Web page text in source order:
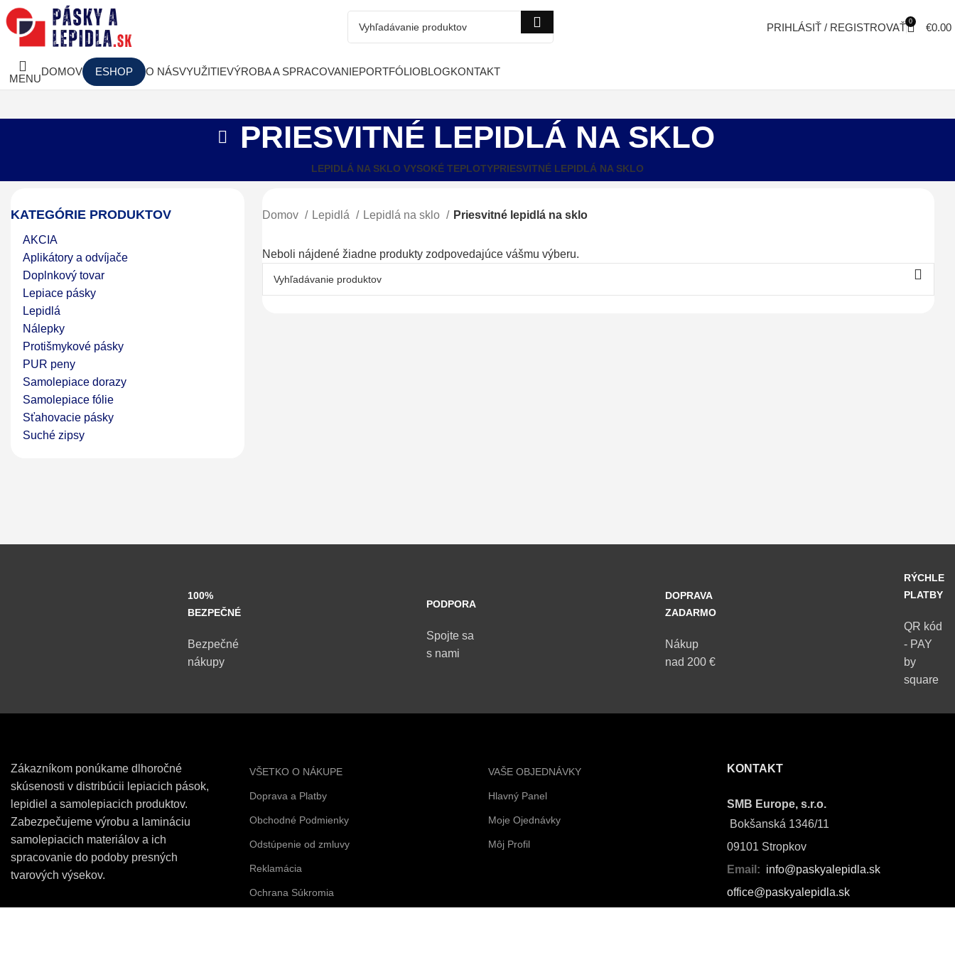
PRIHLÁSIŤ / REGISTROVAŤ 0 €0.00
MENU
DOMOV ESHOP O NÁSVYUŽITIEVÝROBA A SPRACOVANIEPORTFÓLIOBLOGKONTAKT
PRIESVITNÉ LEPIDLÁ NA SKLO
LEPIDLÁ NA SKLO VYSOKÉ TEPLOTYPRIESVITNÉ LEPIDLÁ NA SKLO
KATEGÓRIE PRODUKTOV
AKCIA
Aplikátory a odvíjače
Doplnkový tovar
Lepiace pásky
Lepidlá
Nálepky
Protišmykové pásky
PUR peny
Samolepiace dorazy
Samolepiace fólie
Sťahovacie pásky
Suché zipsy
Domov Lepidlá Lepidlá na sklo Priesvitné lepidlá na sklo
Neboli nájdené žiadne produkty zodpovedajúce vášmu výberu.
100%
BEZPEČNÉ
Bezpečné
nákupy
PODPORA
Spojte sa
s nami
DOPRAVA
ZADARMO
Nákup
nad 200 €
RÝCHLE
PLATBY
QR kód
- PAY
by
square
Zákazníkom ponúkame dlhoročné
skúsenosti v distribúcii lepiacich pások,
lepidiel a samolepiacich produktov.
Zabezpečujeme výrobu a lamináciu
samolepiacich materiálov a ich
spracovanie do podoby presných
tvarových výsekov.
VŠETKO O NÁKUPE
Doprava a Platby
Obchodné Podmienky
Odstúpenie od zmluvy
Reklamácia
Ochrana Súkromia
VAŠE OBJEDNÁVKY
Hlavný Panel
Moje Ojednávky
Môj Profil
KONTAKT
SMB Europe, s.r.o.
Bokšanská 1346/11
09101 Stropkov
Email: info@paskyalepidla.sk
office@paskyalepidla.sk